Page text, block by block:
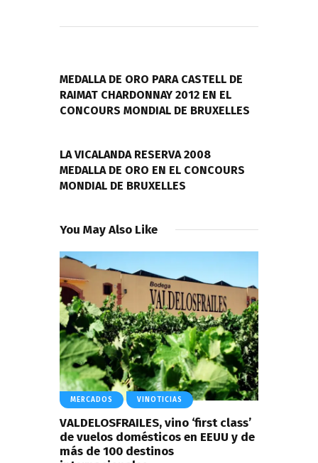
entradas
MEDALLA DE ORO PARA CASTELL DE
RAIMAT CHARDONNAY 2012 EN EL
CONCOURS MONDIAL DE BRUXELLES
LA VICALANDA RESERVA 2008
MEDALLA DE ORO EN EL CONCOURS
MONDIAL DE BRUXELLES
You May Also Like
MERCADOS VINOTICIAS
VALDELOSFRAILES, vino ‘first class’
de vuelos domésticos en EEUU y de
más de 100 destinos